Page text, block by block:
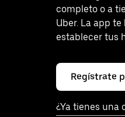
completo o a
Uber. La app
establecer tus
Regístrate
¿Ya tienes una